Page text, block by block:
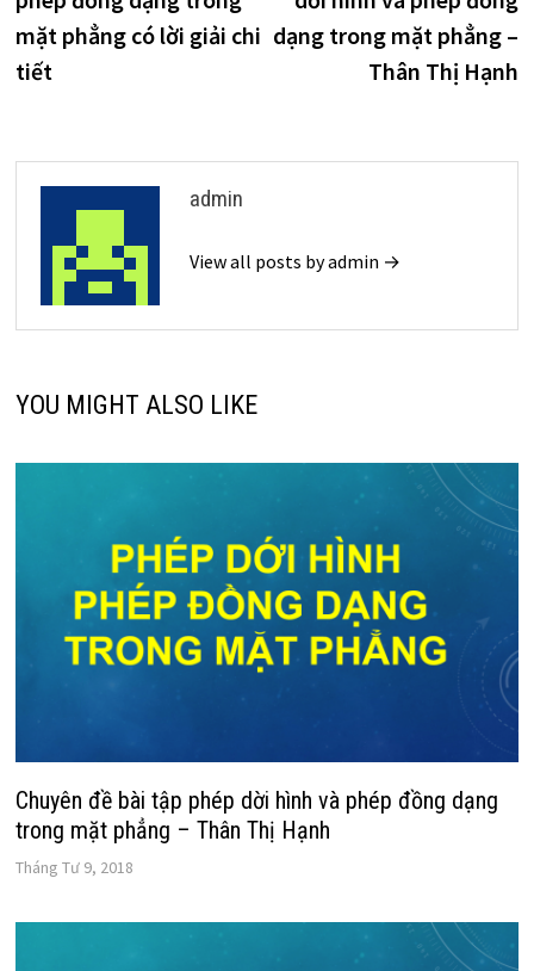
bài
viết
mặt phẳng có lời giải chi
tiết
dạng trong mặt phẳng –
Thân Thị Hạnh
admin
View all posts by admin →
YOU MIGHT ALSO LIKE
Chuyên đề bài tập phép dời hình và phép đồng dạng
trong mặt phẳng – Thân Thị Hạnh
Tháng Tư 9, 2018